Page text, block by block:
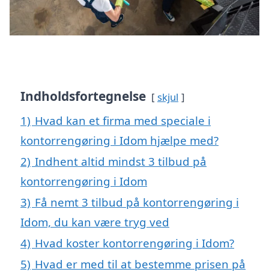
Indholdsfortegnelse skjul
1) Hvad kan et firma med speciale i
kontorrengøring i Idom hjælpe med?
2) Indhent altid mindst 3 tilbud på
kontorrengøring i Idom
3) Få nemt 3 tilbud på kontorrengøring i
Idom, du kan være tryg ved
4) Hvad koster kontorrengøring i Idom?
5) Hvad er med til at bestemme prisen på